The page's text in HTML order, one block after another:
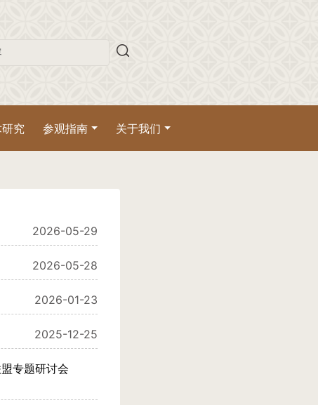
究 参观指南 关于我们
2026-05-29
2026-05-28
2026-01-23
2025-12-25
专题研讨会